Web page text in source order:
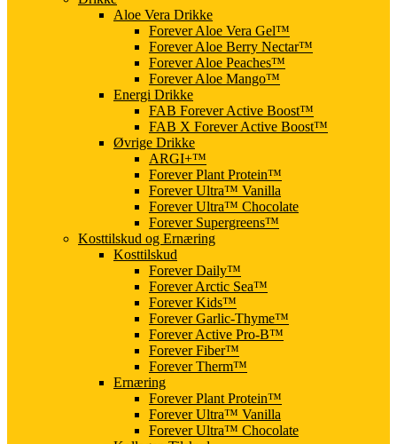
Aloe Vera Drikke
Forever Aloe Vera Gel™
Forever Aloe Berry Nectar™
Forever Aloe Peaches™
Forever Aloe Mango™
Energi Drikke
FAB Forever Active Boost™
FAB X Forever Active Boost™
Øvrige Drikke
ARGI+™
Forever Plant Protein™
Forever Ultra™ Vanilla
Forever Ultra™ Chocolate
Forever Supergreens™
Kosttilskud og Ernæring
Kosttilskud
Forever Daily™
Forever Arctic Sea™
Forever Kids™
Forever Garlic-Thyme™
Forever Active Pro-B™
Forever Fiber™
Forever Therm™
Ernæring
Forever Plant Protein™
Forever Ultra™ Vanilla
Forever Ultra™ Chocolate